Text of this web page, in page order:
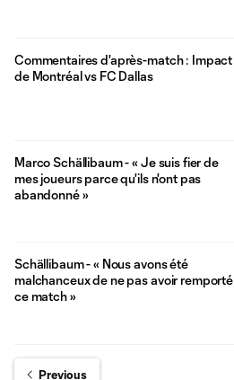
Commentaires d'après-match : Impact
de Montréal vs FC Dallas
Marco Schällibaum - « Je suis fier de
mes joueurs parce qu'ils n'ont pas
abandonné »
Schällibaum - « Nous avons été
malchanceux de ne pas avoir remporté
ce match »
Previous